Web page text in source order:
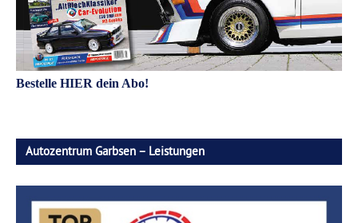
Bestelle HIER dein Abo!
Autozentrum Garbsen – Leistungen